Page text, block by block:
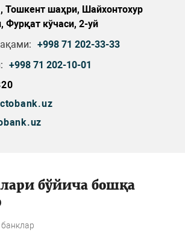
Тошкент шаҳри, Шайхонтохур
Фурқат кўчаси, 2-уй
+998 71 202-33-33
+998 71 202-10-01
бўйича бошқа